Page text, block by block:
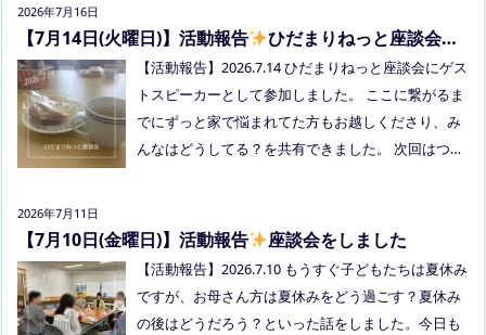
ただきます。 参加費：中学生以上500円、小学生200
円、乳幼児無料 ※お申し込みはこちらから https://f
orms.gle/Vhs62HxfDKduZMeV8 ●ひだまりねっと座
談会(北村がゲストスピーカーで参加します) 場所：
つむぎ高梁（高梁市横町1072-1） 日時：令和8年8月
画！夏祭り！ 日時:2026年8月22日(土)16:00〜20:00
頃 場所：LIVE STATION AIZ(倉敷市玉島阿賀崎2-3-55)
内容：音楽あり、ゲームあり、食べ物ありの多世代
交流夏祭りです。
2026年7月16日
【7月14日(火曜日)】活動報告
ひだまりねっと座談会に
参加しました
【活動報告】2026.7.14 ひだまりねっと座談会にゲス
トスピーカーとして参加しました。 ここに繋がるま
でにずっと家で悩まれてた方もお越しくださり、み
んなはどうしてる？を共有できました。 次回はつむ
2026年7月11日
【7月10日(金曜日)】活動報告 座談会をしました
【活動報告】2026.7.10 もうすぐ子どもたちは夏休み
ですが、お母さん方は夏休みをどう過ごす？夏休み
の後はどうだろう？といった話をしました。今日も